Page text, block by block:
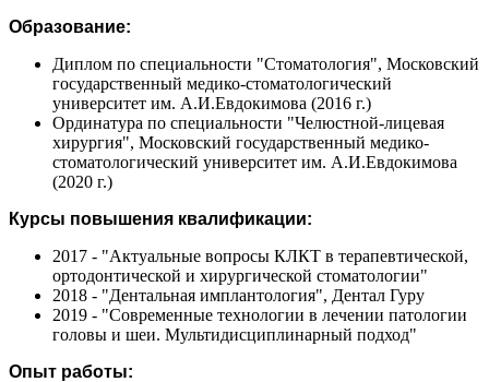
Образование:
Диплом по специальности "Стоматология", Московский
государственный медико-стоматологический
университет им. А.И.Евдокимова (2016 г.)
Ординатура по специальности "Челюстной-лицевая
хирургия", Московский государственный медико-
стоматологический университет им. А.И.Евдокимова
(2020 г.)
Курсы повышения квалификации:
2017 - "Актуальные вопросы КЛКТ в терапевтической,
ортодонтической и хирургической стоматологии"
2018 - "Дентальная имплантология", Дентал Гуру
2019 - "Современные технологии в лечении патологии
головы и шеи. Мультидисциплинарный подход"
Опыт работы: